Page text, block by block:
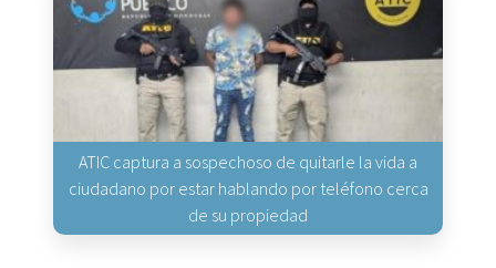
ATIC captura a sospechoso de quitarle la vida a
ciudadano por estar hablando por teléfono cerca
de su propiedad